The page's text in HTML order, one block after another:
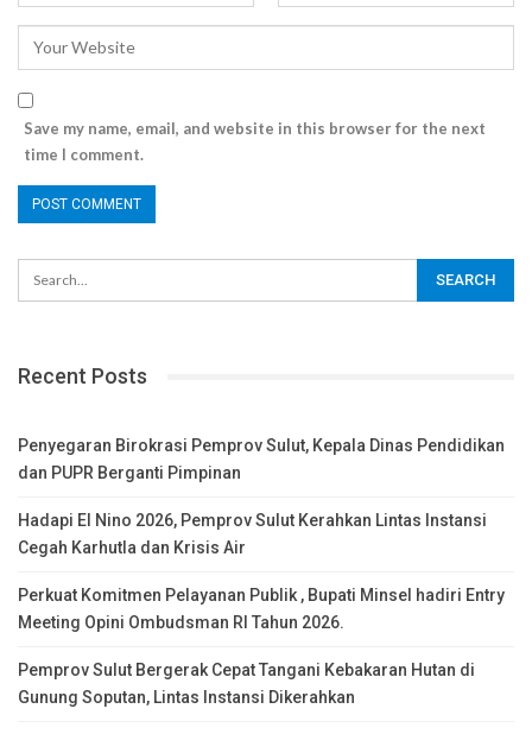
Save my name, email, and website in this browser for the next
time I comment.
Recent Posts
Penyegaran Birokrasi Pemprov Sulut, Kepala Dinas Pendidikan
dan PUPR Berganti Pimpinan
Hadapi El Nino 2026, Pemprov Sulut Kerahkan Lintas Instansi
Cegah Karhutla dan Krisis Air
Perkuat Komitmen Pelayanan Publik , Bupati Minsel hadiri Entry
Meeting Opini Ombudsman RI Tahun 2026.
Pemprov Sulut Bergerak Cepat Tangani Kebakaran Hutan di
Gunung Soputan, Lintas Instansi Dikerahkan